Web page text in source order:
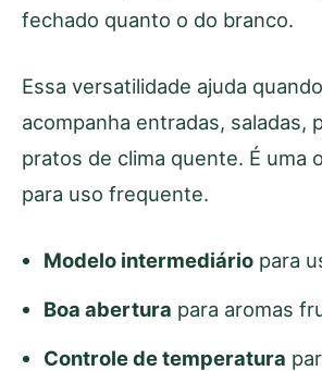
fechado quanto o do branco.
Essa versatilidade ajuda
acompanha entradas, saladas,
pratos de clima quente. É uma
para uso frequente.
Modelo intermediário para
Boa abertura para aromas
Controle de temperatura